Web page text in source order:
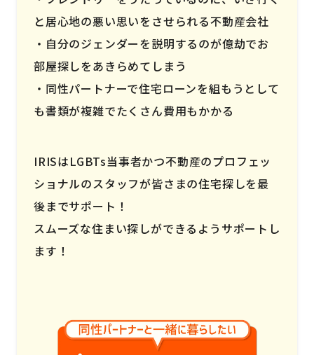
と居心地の悪い思いをさせられる不動産会社
自分のジェンダーを説明するのが億劫でお
部屋探しをあきらめてしまう
同性パートナーで住宅ローンを組もうとして
も書類が複雑でたくさん費用もかかる
IRISはLGBTs当事者かつ不動産のプロフェッ
ショナルのスタッフが皆さまの住宅探しを最
後までサポート！
スムーズな住まい探しができるようサポートし
ます！